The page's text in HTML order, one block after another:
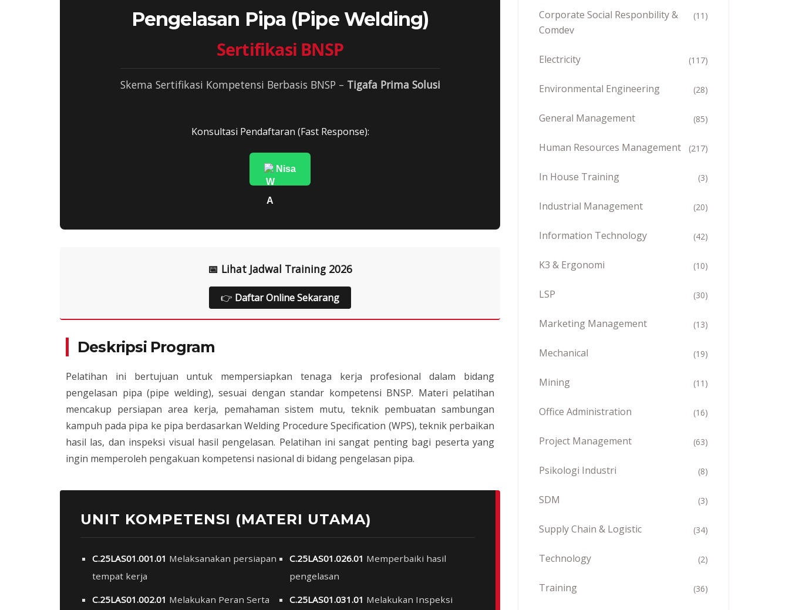
Pengelasan Pipa (Pipe Welding)
Sertifikasi BNSP
Skema Sertifikasi Kompetensi Berbasis BNSP – Tigafa Prima Solusi
Konsultasi Pendaftaran (Fast Response):
Nisa
📅 Lihat Jadwal Training 2026
👉 Daftar Online Sekarang
Deskripsi Program
Pelatihan ini bertujuan untuk mempersiapkan tenaga kerja profesional dalam bidang
pengelasan pipa (pipe welding), sesuai dengan standar kompetensi BNSP. Materi pelatihan
mencakup persiapan area kerja, pemahaman sistem mutu, teknik pembuatan sambungan
kampuh pada pipa ke pipa berdasarkan Welding Procedure Specification (WPS), teknik perbaikan
hasil las, dan inspeksi visual hasil pengelasan. Pelatihan ini sangat penting bagi peserta yang
ingin memperoleh pengakuan kompetensi nasional di bidang pengelasan pipa.
UNIT KOMPETENSI (MATERI UTAMA)
C.25LAS01.001.01 Melaksanakan persiapan
tempat kerja
C.25LAS01.002.01 Melakukan Peran Serta
C.25LAS01.026.01 Memperbaiki hasil
pengelasan
C.25LAS01.031.01 Melakukan Inspeksi
Corporate Social Responbility &
Comdev
(11)
Electricity (117)
Environmental Engineering (28)
General Management (85)
Human Resources Management (217)
In House Training (3)
Industrial Management (20)
Information Technology (42)
K3 & Ergonomi (10)
LSP (30)
Marketing Management (13)
Mechanical (19)
Mining (11)
Office Administration (16)
Project Management (63)
Psikologi Industri (8)
SDM (3)
Supply Chain & Logistic (34)
Technology (2)
Training (36)